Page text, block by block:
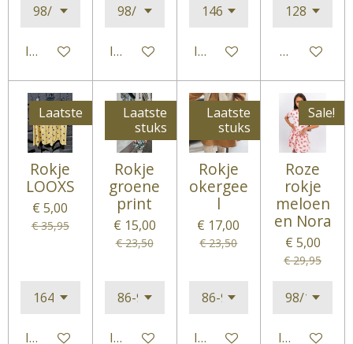
In winkelwagenIn winkelwagenIn winkelwagenHoud mij
Laatste
Rokje
LOOXS
€ 5,00
€ 35,95
In winkelwagen
Laatste
stuks
Rokje
groene
print
€ 15,00
€ 23,50
In winkelwagen
Laatste
stuks
Rokje
okergee
l
€ 17,00
€ 23,50
In winkelwagen
Sale!
Roze
rokje
meloen
en Nora
€ 5,00
€ 29,95
In